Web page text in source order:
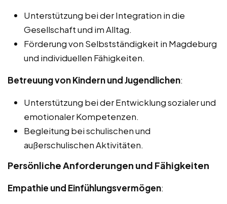
Unterstützung bei der Integration in die
Gesellschaft und im Alltag.
Förderung von Selbstständigkeit in Magdeburg
und individuellen Fähigkeiten.
Betreuung von Kindern und Jugendlichen:
Unterstützung bei der Entwicklung sozialer und
emotionaler Kompetenzen.
Begleitung bei schulischen und
außerschulischen Aktivitäten.
Persönliche Anforderungen und Fähigkeiten
Empathie und Einfühlungsvermögen: